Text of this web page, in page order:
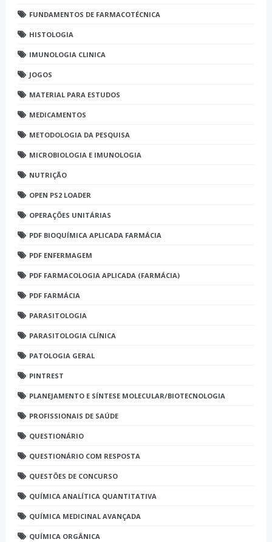
FUNDAMENTOS DE FARMACOTÉCNICA
HISTOLOGIA
IMUNOLOGIA CLINICA
JOGOS
MATERIAL PARA ESTUDOS
MEDICAMENTOS
METODOLOGIA DA PESQUISA
MICROBIOLOGIA E IMUNOLOGIA
NUTRIÇÃO
OPEN PS2 LOADER
OPERAÇÕES UNITÁRIAS
PDF BIOQUÍMICA APLICADA FARMÁCIA
PDF ENFERMAGEM
PDF FARMACOLOGIA APLICADA (FARMÁCIA)
PDF FARMÁCIA
PARASITOLOGIA
PARASITOLOGIA CLÍNICA
PATOLOGIA GERAL
PINTREST
PLANEJAMENTO E SÍNTESE MOLECULAR/BIOTECNOLOGIA
PROFISSIONAIS DE SAÚDE
QUESTIONÁRIO
QUESTIONÁRIO COM RESPOSTA
QUESTÕES DE CONCURSO
QUÍMICA ANALÍTICA QUANTITATIVA
QUÍMICA MEDICINAL AVANÇADA
QUÍMICA ORGÂNICA